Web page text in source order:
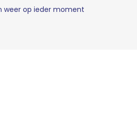
weer op ieder moment